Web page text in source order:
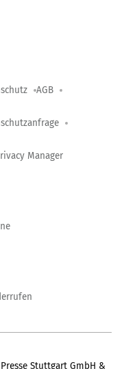
AGB
Manager
Stuttgart GmbH &